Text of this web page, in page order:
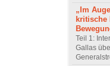
„Im
kritische
Teil 1:
Gallas